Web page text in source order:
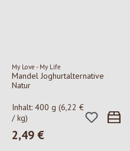
My Love - My Life
Mandel Joghurtalternative
Natur
Inhalt: 400 g (6,22 €
/ kg)
Regulärer Preis:
2,49 €